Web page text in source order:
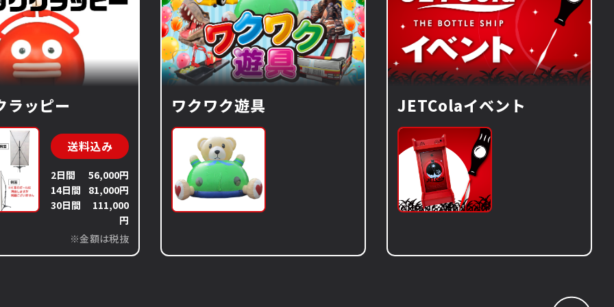
ラッピー
送料込み
2日間
56,000円
14日間
81,000円
30日間
111,000
円
※金額は税抜
ワクワク遊具 JETColaイベント